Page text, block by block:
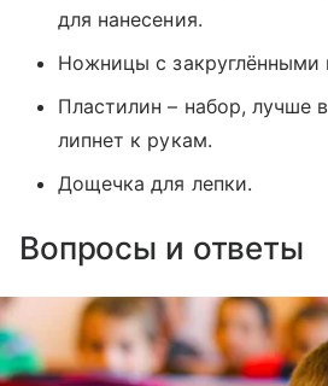
для нанесения.
Ножницы с закруглёнными
Пластилин – набор, лучше
липнет к рукам.
Дощечка для лепки.
Вопросы и ответы